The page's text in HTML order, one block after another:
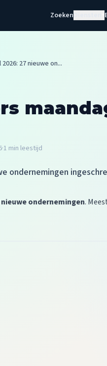
Zoeken
27 nieuwe on...
·1 min leestijd
ondernemingen
nieuwe ondernemingen.